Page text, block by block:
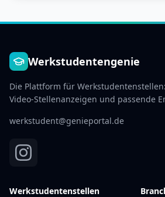
Werkstudentengenie
Die Plattform für
Video-Stellenanzeigen und passende
werkstudent@genieportal.de
Werkstudentenstellen